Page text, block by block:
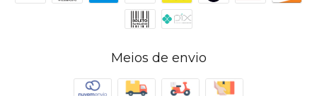
Meios de envio